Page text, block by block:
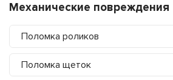
Механические повреждения
Поломка роликов
Поломка щеток